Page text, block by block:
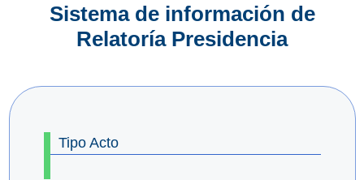
Sistema de información de
Relatoría Presidencia
Tipo Acto